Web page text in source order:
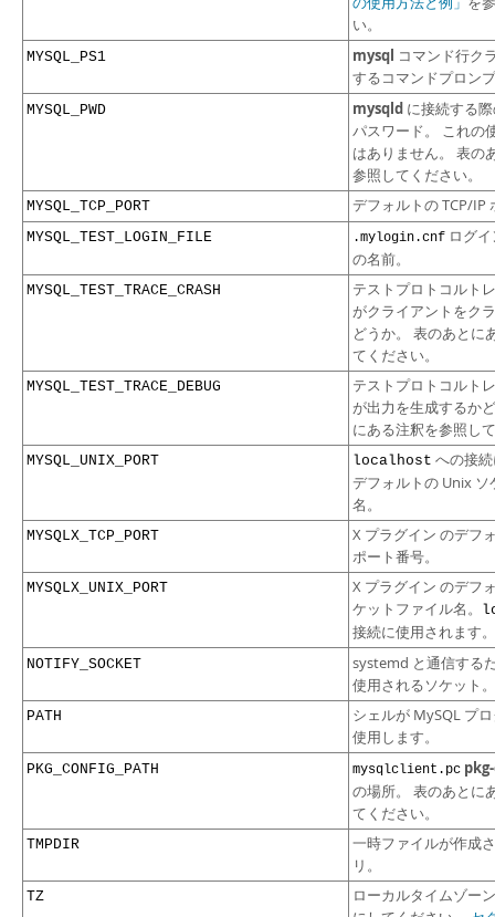
い。
MYSQL_PS1 mysql コマンド行ク
するコマンドプロン
MYSQL_PWD mysqld に接続する
パスワード。 これの
はありません。 表の
参照してください。
MYSQL_TCP_PORT デフォルトの TCP/IP
MYSQL_TEST_LOGIN_FILE .mylogin.cnf ログ
の名前。
MYSQL_TEST_TRACE_CRASH
テストプロトコルト
がクライアントをク
どうか。 表のあとに
てください。
MYSQL_TEST_TRACE_DEBUG
テストプロトコルト
が出力を生成するか
にある注釈を参照し
MYSQL_UNIX_PORT localhost への接
デフォルトの Unix ソ
名。
MYSQLX_TCP_PORT
X プラグイン のデフ
ポート番号。
MYSQLX_UNIX_PORT
X プラグイン のデフ
ケットファイル名。
接続に使用されます。
NOTIFY_SOCKET
systemd と通信する
使用されるソケット。
PATH
シェルが MySQL プ
使用します。
PKG_CONFIG_PATH mysqlclient.pc
の場所。 表のあとに
てください。
TMPDIR
一時ファイルが作成
リ。
TZ
ローカルタイムゾー